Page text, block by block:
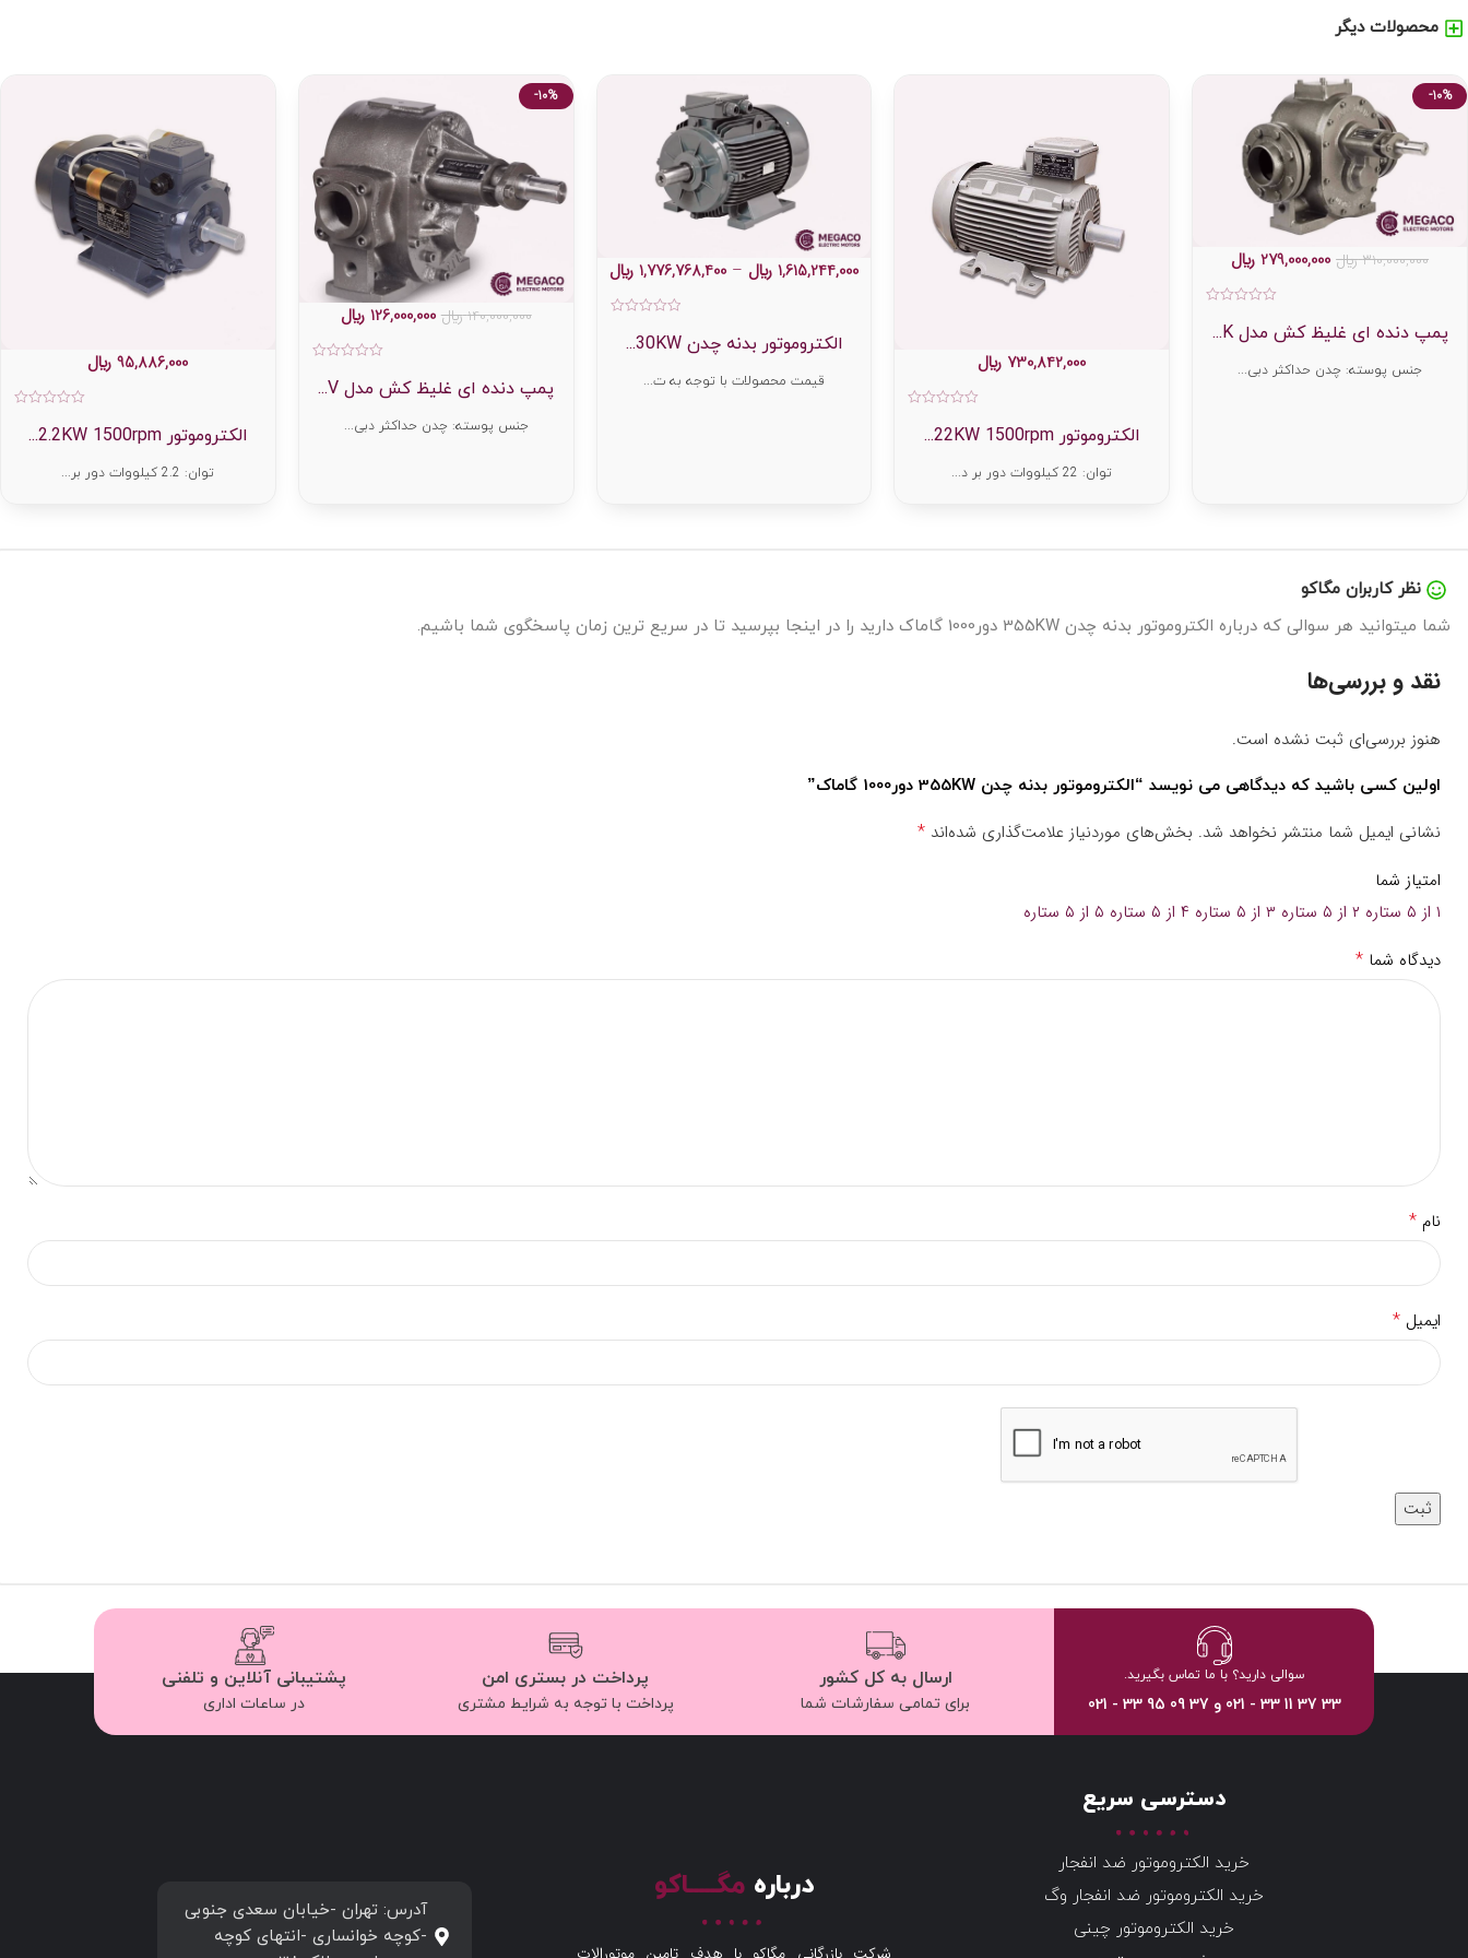
محصولات دیگر
-10%
پمپ دنده ای غلیظ کش مدل K...
310,000,000﷼ 279,000,000 ﷼
جنس پوسته: چدن حداکثر دبی...
الکتروموتور 22KW 1500rpm...
730,842,000 ﷼
توان: 22 کیلووات دور بر د...
الکتروموتور بدنه چدن 30KW...
1,615,244,000 ﷼ –
1,776,768,400 ﷼
قیمت محصولات با توجه به ت...
-10%
پمپ دنده ای غلیظ کش مدل V...
140,000,000﷼ 126,000,000 ﷼
جنس پوسته: چدن حداکثر دبی... الکتروموتور 2.2KW 1500rpm...
95,886,000 ﷼
توان: 2.2 کیلووات دور بر...
نظر کاربران مگاکو
شما میتوانید هر سوالی که درباره الکتروموتور بدنه چدن 355KW دور1000 گاماک دارید را در اینجا بپرسید تا در سریع ترین زمان پاسخگوی شما باشیم.
نقد و بررسی‌ها
هنوز بررسی‌ای ثبت نشده است.
اولین کسی باشید که دیدگاهی می نویسد “الکتروموتور بدنه چدن 355KW دور1000 گاماک”
نشانی ایمیل شما منتشر نخواهد شد. بخش‌های موردنیاز علامت‌گذاری شده‌اند *
امتیاز شما
۱ از ۵ ستاره
۲ از ۵ ستاره ۳ از ۵ ستاره ۴ از ۵ ستاره
۵ از ۵ ستاره
دیدگاه شما *
نام *
ایمیل *
سوالی دارید؟ با ما تماس بگیرید.
33 37 11 33 - 021 و 37 09 95 33 - 021
ارسال به کل کشور
برای تمامی سفارشات شما
پرداخت در بستری امن
پرداخت با توجه به شرایط مشتری
پشتیبانی آنلاین و تلفنی
در ساعات اداری
دسترسی سریع
خرید الکتروموتور ضد انفجار
خرید الکتروموتور ضد انفجار وگ
خرید الکتروموتور چینی
درباره مگـــــاکو
آدرس: تهران -خیابان سعدی جنوبی
-کوچه خوانساری -انتهای کوچه